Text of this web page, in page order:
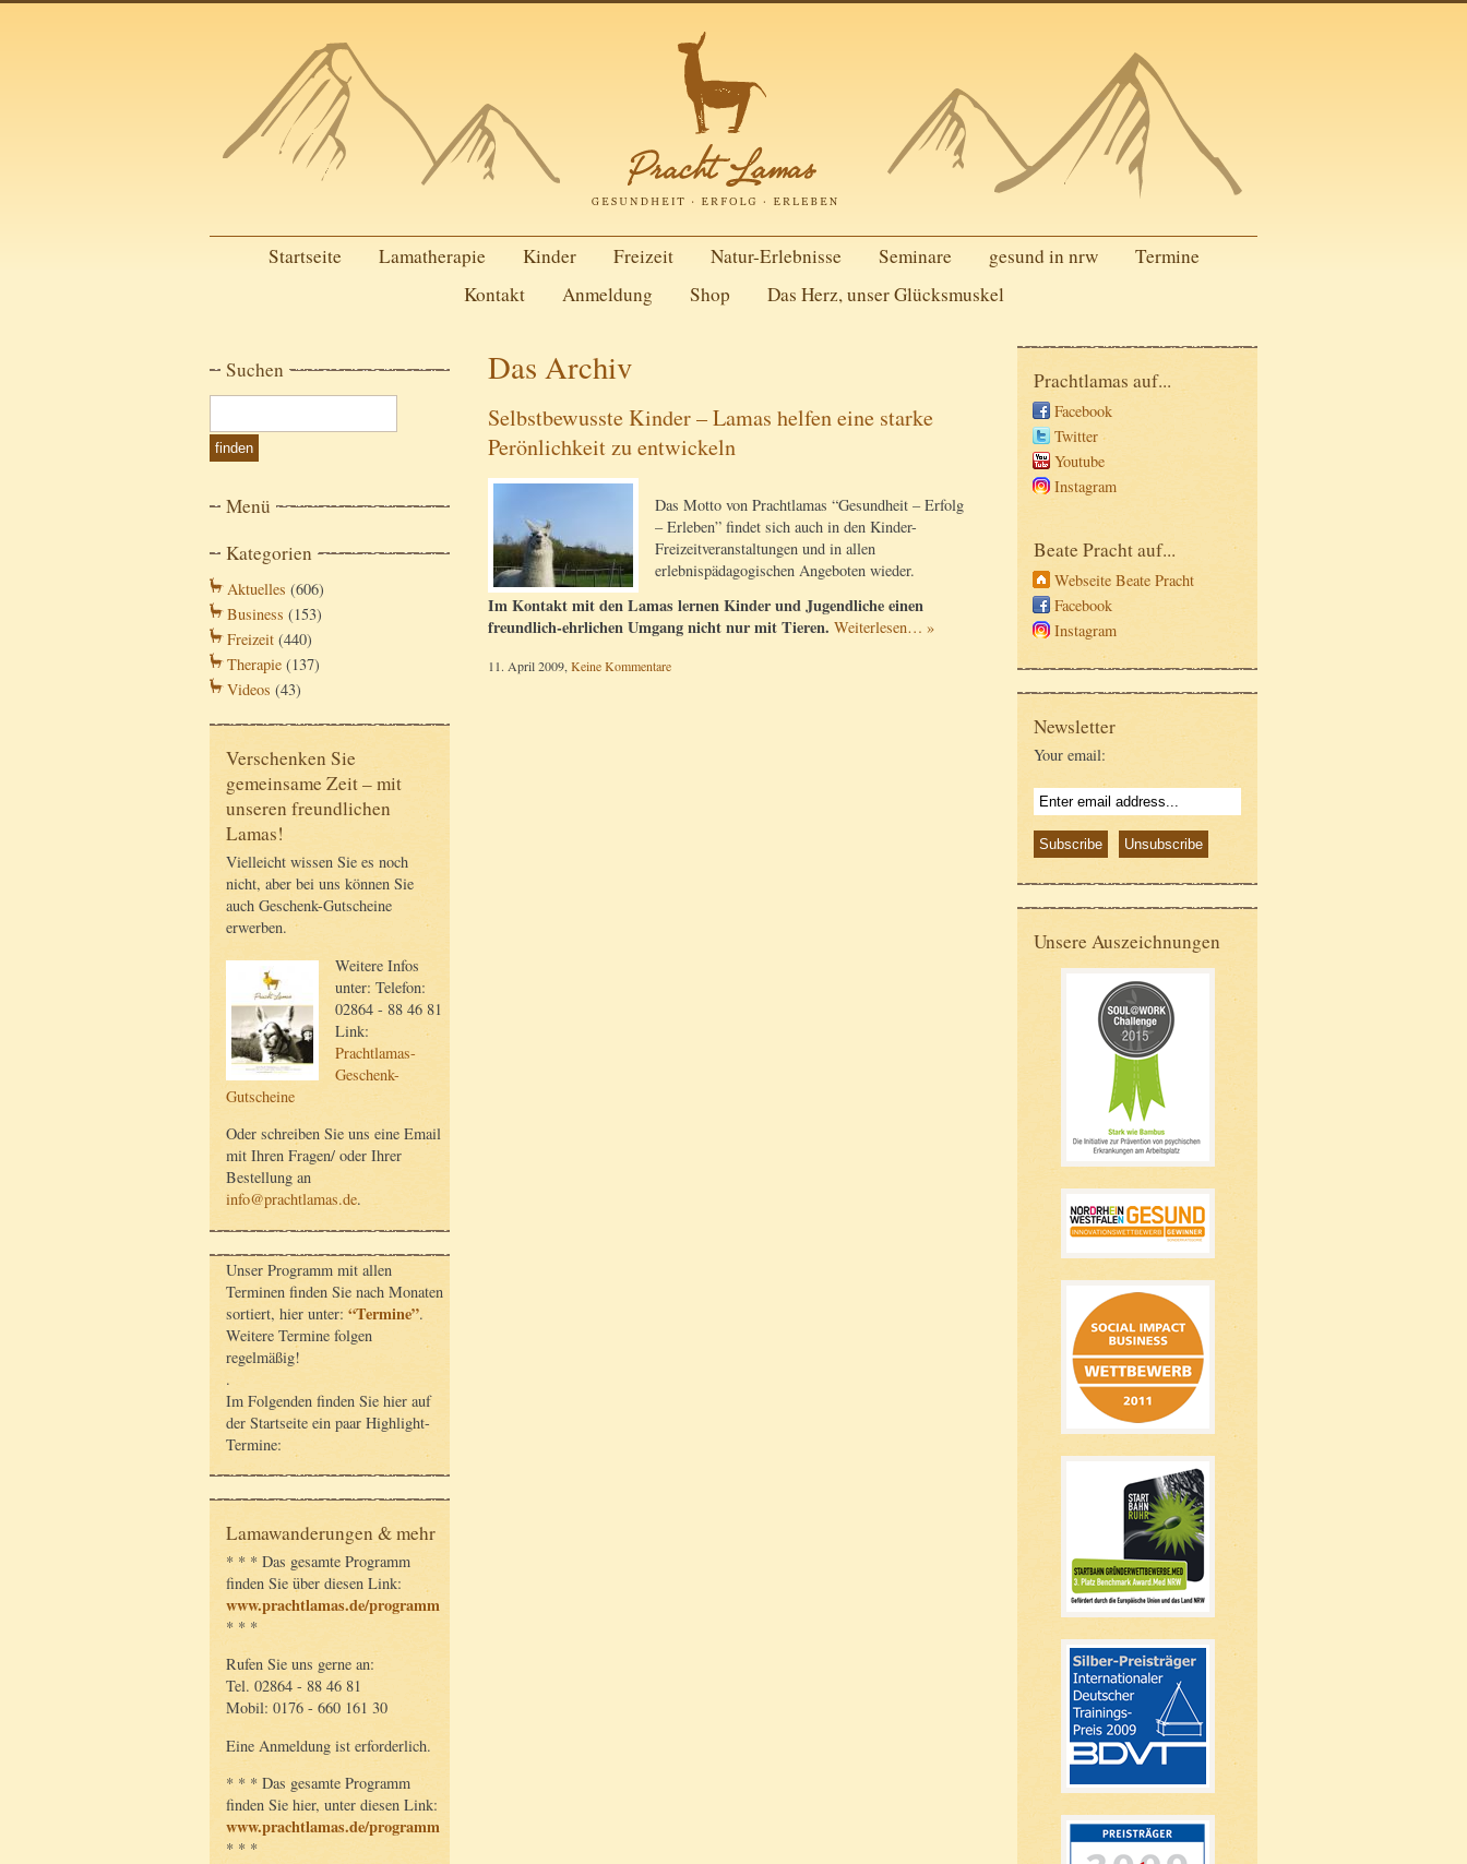
Startseite Lamatherapie Kinder Freizeit Natur-Erlebnisse Seminare gesund in nrw
Termine
Kontakt
Anmeldung Shop Das Herz, unser Glücksmuskel
Suchen
Menü
Kategorien
Aktuelles (606)
Business (153)
Freizeit (440)
Therapie (137)
Videos (43)
Verschenken Sie
gemeinsame Zeit – mit
unseren freundlichen
Lamas!
Vielleicht wissen Sie es noch
nicht, aber bei uns können Sie
auch Geschenk-Gutscheine
erwerben.
Weitere Infos
unter: Telefon:
02864 - 88 46 81
Link:
Prachtlamas-
Geschenk-
Gutscheine
Oder schreiben Sie uns eine Email
mit Ihren Fragen/ oder Ihrer
Bestellung an
info@prachtlamas.de.
Unser Programm mit allen
Terminen finden Sie nach Monaten
sortiert, hier unter: “Termine”.
Weitere Termine folgen
regelmäßig!
.
Im Folgenden finden Sie hier auf
der Startseite ein paar Highlight-
Termine:
Lamawanderungen & mehr
* * * Das gesamte Programm
finden Sie über diesen Link:
www.prachtlamas.de/programm
* * *
Rufen Sie uns gerne an:
Tel. 02864 - 88 46 81
Mobil: 0176 - 660 161 30
Eine Anmeldung ist erforderlich.
* * * Das gesamte Programm
finden Sie hier, unter diesen Link:
www.prachtlamas.de/programm
* * *
Prachtlamas auf...
Facebook
Twitter
Youtube
Instagram
Beate Pracht auf...
Webseite Beate Pracht
Facebook
Instagram
Newsletter
Your email:
Unsere Auszeichnungen
Das Archiv
Selbstbewusste Kinder – Lamas helfen eine starke
Perönlichkeit zu entwickeln
Das Motto von Prachtlamas “Gesundheit – Erfolg
– Erleben” findet sich auch in den Kinder-
Freizeitveranstaltungen und in allen
erlebnispädagogischen Angeboten wieder.
Im Kontakt mit den Lamas lernen Kinder und Jugendliche einen
freundlich-ehrlichen Umgang nicht nur mit Tieren. Weiterlesen… »
11. April 2009, Keine Kommentare